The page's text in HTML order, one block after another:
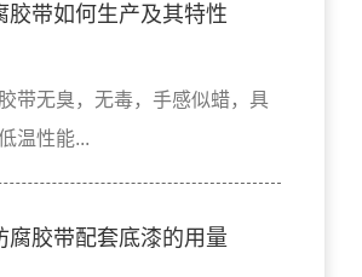
胶带如何生产及其特性
带无臭，无毒，手感似蜡，具
温性能...
腐胶带配套底漆的用量